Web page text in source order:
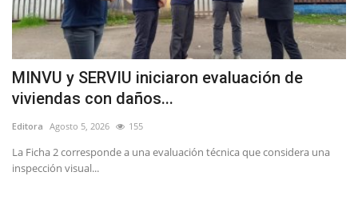
MINVU y SERVIU iniciaron evaluación de
viviendas con daños...
Editora Agosto 5, 2026 155
La Ficha 2 corresponde a una evaluación técnica que considera una
inspección visual...